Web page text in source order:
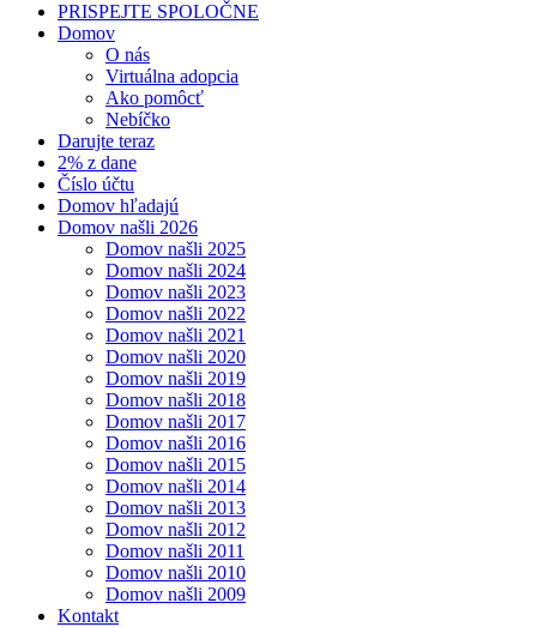
PRISPEJTE SPOLOČNE
Domov
O nás
Virtuálna adopcia
Ako pomôcť
Nebíčko
Darujte teraz
2% z dane
Číslo účtu
Domov hľadajú
Domov našli 2026
Domov našli 2025
Domov našli 2024
Domov našli 2023
Domov našli 2022
Domov našli 2021
Domov našli 2020
Domov našli 2019
Domov našli 2018
Domov našli 2017
Domov našli 2016
Domov našli 2015
Domov našli 2014
Domov našli 2013
Domov našli 2012
Domov našli 2011
Domov našli 2010
Domov našli 2009
Kontakt